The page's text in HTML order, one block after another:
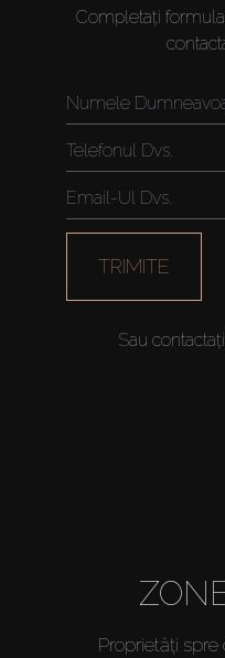
Completați
TRIMITE
Sau
Proprietăți